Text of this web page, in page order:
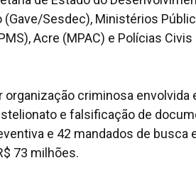
(Gave/Sesdec), Ministérios
Acre (MPAC) e Polícias
criminosa
e falsificação de
e 42 mandados de busca
73 milhões.